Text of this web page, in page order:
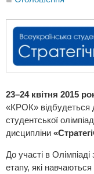
23–24 квітня 2015
«КРОК» відбудеться
студентської
дисципліни
До участі в
етапу, які